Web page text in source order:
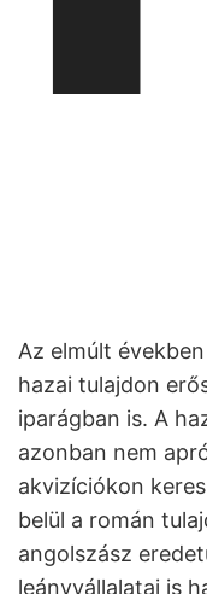
Az elmúlt
hazai tulajdon
iparágban is. A
azonban nem
akvizíciókon
belül a román
angolszász
leányvállalatai is